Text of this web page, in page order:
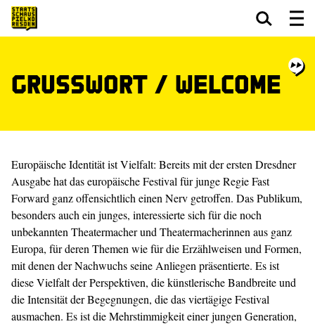
Grußwort / Welcome
Europäische Identität ist Vielfalt: Bereits mit der ersten Dresdner
Ausgabe hat das europäische Festival für junge Regie Fast
Forward ganz offensichtlich einen Nerv getroffen. Das Publikum,
besonders auch ein junges, interessierte sich für die noch
unbekannten Theatermacher und Theatermacherinnen aus ganz
Europa, für deren Themen wie für die Erzählweisen und Formen,
mit denen der Nachwuchs seine Anliegen präsentierte. Es ist
diese Vielfalt der Perspektiven, die künstlerische Bandbreite und
die Intensität der Begegnungen, die das viertägige Festival
ausmachen. Es ist die Mehrstimmigkeit einer jungen Generation,